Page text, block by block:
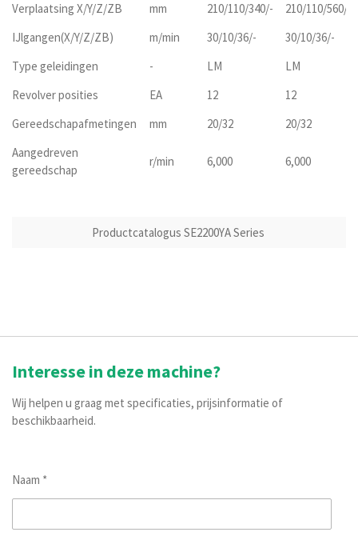
Verplaatsing X/Y/Z/ZB
mm 210/110/340/-
210/110/560/-
IJlgangen(X/Y/Z/ZB)
m/min 30/10/36/-
30/10/36/-
Type geleidingen
- LM
LM
Revolver posities
EA 12
12
Gereedschapafmetingen
mm 20/32
20/32
Aangedreven
gereedschap
r/min 6,000 6,000
Productcatalogus SE2200YA Series
Interesse in deze machine?
Wij helpen u graag met specificaties, prijsinformatie of
beschikbaarheid.
Naam *